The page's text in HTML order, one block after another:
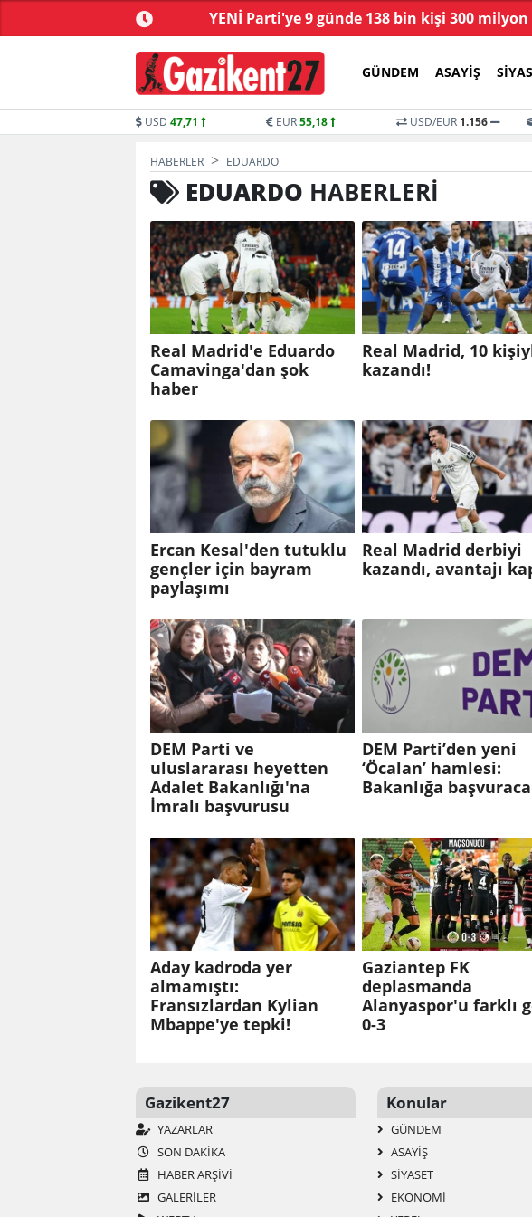
yasa tartışmalarla
başladı
YENİ Parti'ye 9 günde 138 bin kişi 300 milyon
GÜNDEM ASAYIŞ
USD 47,71 EUR55,18 USD/EUR 1.156
HABERLER EDUARDO
EDUARDO HABERLERI
Real Madrid'e Eduardo
Camavinga'dan şok
haber
Real Madrid, 10
kazandı!
Ercan Kesal'den tutuklu
gençler için bayram
paylaşımı
Real Madrid derbiyi
kazandı, avantajı
DEM Parti ve
uluslararası heyetten
Adalet Bakanlığı'na
İmralı başvurusu
DEM Parti’den yeni
‘Öcalan’ hamlesi:
Bakanlığa
Aday kadroda yer
almamıştı:
Fransızlardan Kylian
Mbappe'ye tepki!
Gaziantep FK
deplasmanda
Alanyaspor'u farklı
0-3
Gazikent27
YAZARLAR
SON DAKIKA
HABER ARŞIVI
GALERİLER
Konular
GÜNDEM
ASAYIŞ
SIYASET
EKONOMI